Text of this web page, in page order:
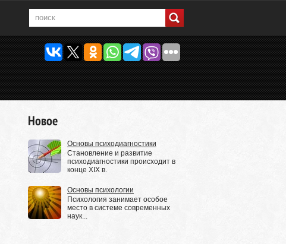
Новое
Основы психодиагностики
Становление и развитие
психодиагностики происходит в
конце XIX в.
Основы психологии
Психология занимает особое
место в системе современных
наук...